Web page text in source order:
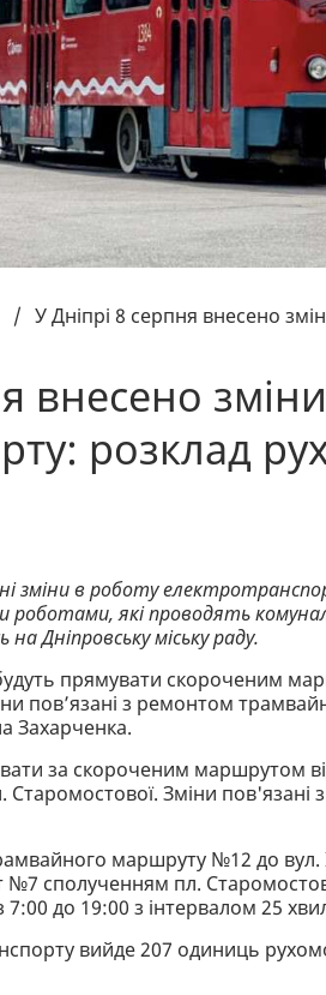
/ У Дніпрі 8 серпня внесено
внесено
розклад
зміни в роботу
які проводять
на Дніпровську міську раду.
прямувати скороченим
пов’язані з ремонтом
Захарченка.
за скороченим маршрутом
Старомостової. Зміни
маршруту №12 до вул.
сполученням пл.
до 19:00 з інтервалом 25
вийде 207 одиниць